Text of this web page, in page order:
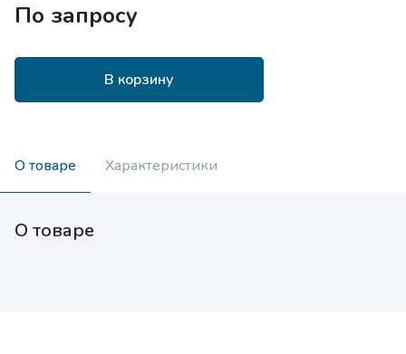
По запросу
В корзину
О товаре Характеристики
О товаре